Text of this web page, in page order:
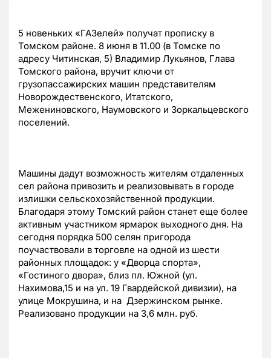
5 новеньких «ГАЗелей» получат прописку в
Томском районе. 8 июня в 11.00 (в Томске по
адресу Читинская, 5) Владимир Лукьянов, Глава
Томского района, вручит ключи от
грузопассажирских машин представителям
Новорождественского, Итатского,
Межениновского, Наумовского и Зоркальцевского
поселений.
Машины дадут возможность жителям отдаленных
сел района привозить и реализовывать в городе
излишки сельскохозяйственной продукции.
Благодаря этому Томский район станет еще более
активным участником ярмарок выходного дня. На
сегодня порядка 500 селян пригорода
поучаствовали в торговле на одной из шести
районных площадок: у «Дворца спорта»,
«Гостиного двора», близ пл. Южной (ул.
Нахимова,15 и на ул. 19 Гвардейской дивизии), на
улице Мокрушина, и на Дзержинском рынке.
Реализовано продукции на 3,6 млн. руб.